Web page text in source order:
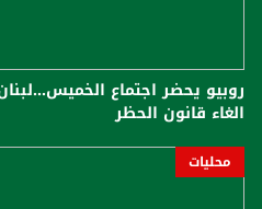
روبيو يحضر اجتماع
الغاء قانون الحظر
محليات